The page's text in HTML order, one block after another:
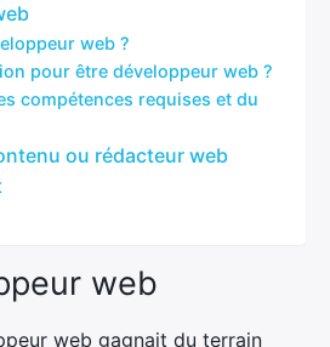
web ?
pour être développeur web ?
compétences requises et du
ou rédacteur web
web
web gagnait du terrain